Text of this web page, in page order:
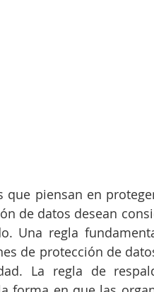
que piensan en
de datos desean
Una regla
de protección de
La regla de